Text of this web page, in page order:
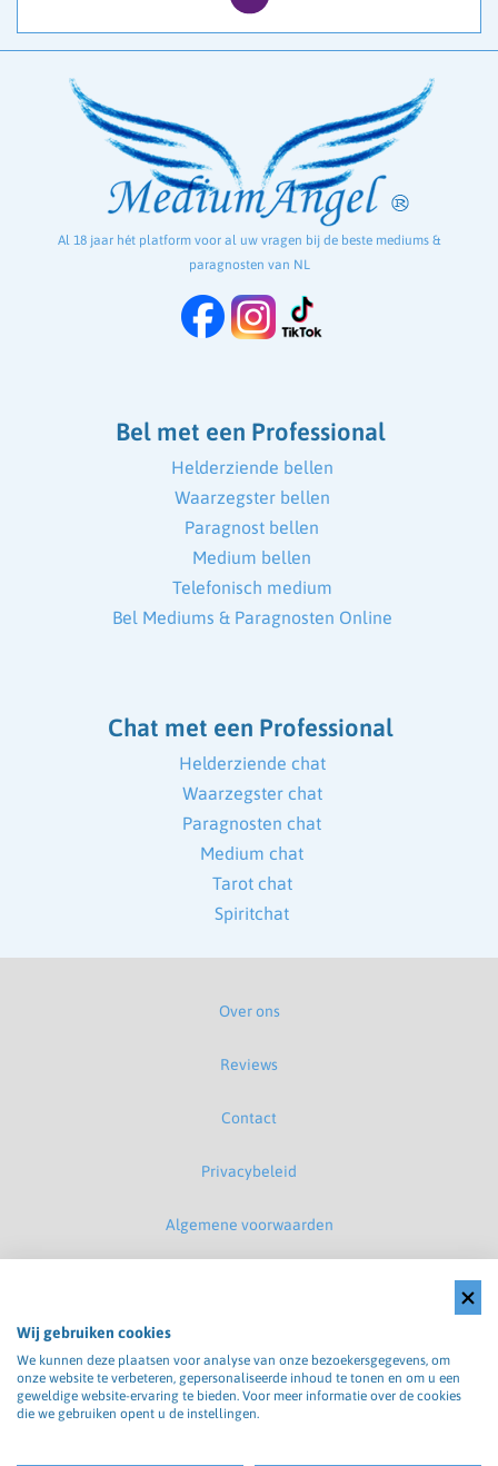
Al 18 jaar hét platform voor al uw vragen bij de beste mediums &
paragnosten van NL
Bel met een Professional
Helderziende bellen
Waarzegster bellen
Paragnost bellen
Medium bellen
Telefonisch medium
Bel Mediums & Paragnosten Online
Chat met een Professional
Helderziende chat
Waarzegster chat
Paragnosten chat
Medium chat
Tarot chat
Spiritchat
Over ons
Reviews
Contact
Privacybeleid
Algemene voorwaarden
Klachtenregeling
Wij gebruiken cookies
We kunnen deze plaatsen voor analyse van onze bezoekersgegevens, om
onze website te verbeteren, gepersonaliseerde inhoud te tonen en om u een
geweldige website-ervaring te bieden. Voor meer informatie over de cookies
die we gebruiken opent u de instellingen.